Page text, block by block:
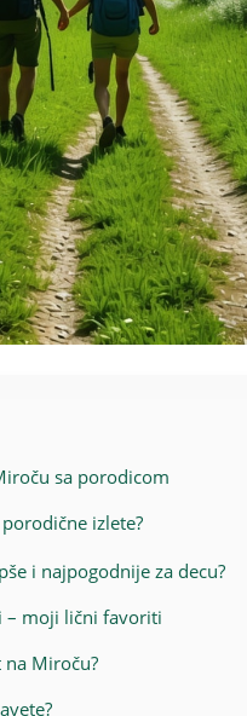
sa porodicom
izlete?
i najpogodnije za decu?
– moji lični favoriti
Miroču?